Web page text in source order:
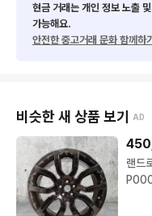
상태는 이미지 그대로 무
​굴절수리x
크랙수리x
​since1999 소비자와의 신
현금 거래는 개인 정보 노출
가능해요.
안전한 중고거래 문화 함께하기
비슷한 새 상품 보기 AD
랜드